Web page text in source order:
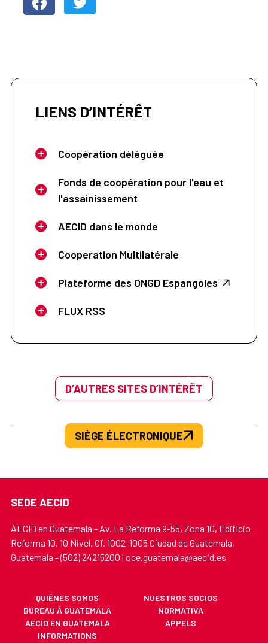
LIENS D’INTÉRÊT
Coopération déléguée
Fonds de coopération pour l'eau et
l'assainissement
AECID dans le monde
Cooperation Multilatérale
Plateforme des ONGD Espangoles
FLUX RSS
D’AUTRES SITES D’INTÉRÊT
SIÈGE ÉLECTRONIQUE
SEDE AECID
AECID en Guatemala - Av. La Reforma 9-55, Zona 10, Edificio
Reforma 10, 10 Nivel. Of. 1002-1005 Ciudad de Guatemala,
Guatemala - (502) 24215200 | oce.guatemala@aecid.es
QUIÉNES SOMOS
NUESTROS SOCIOS
BUREAU À GUATEMALA
NORMATIVA
AECID EN GUATEMALA
APPELS
INFORMATIONS